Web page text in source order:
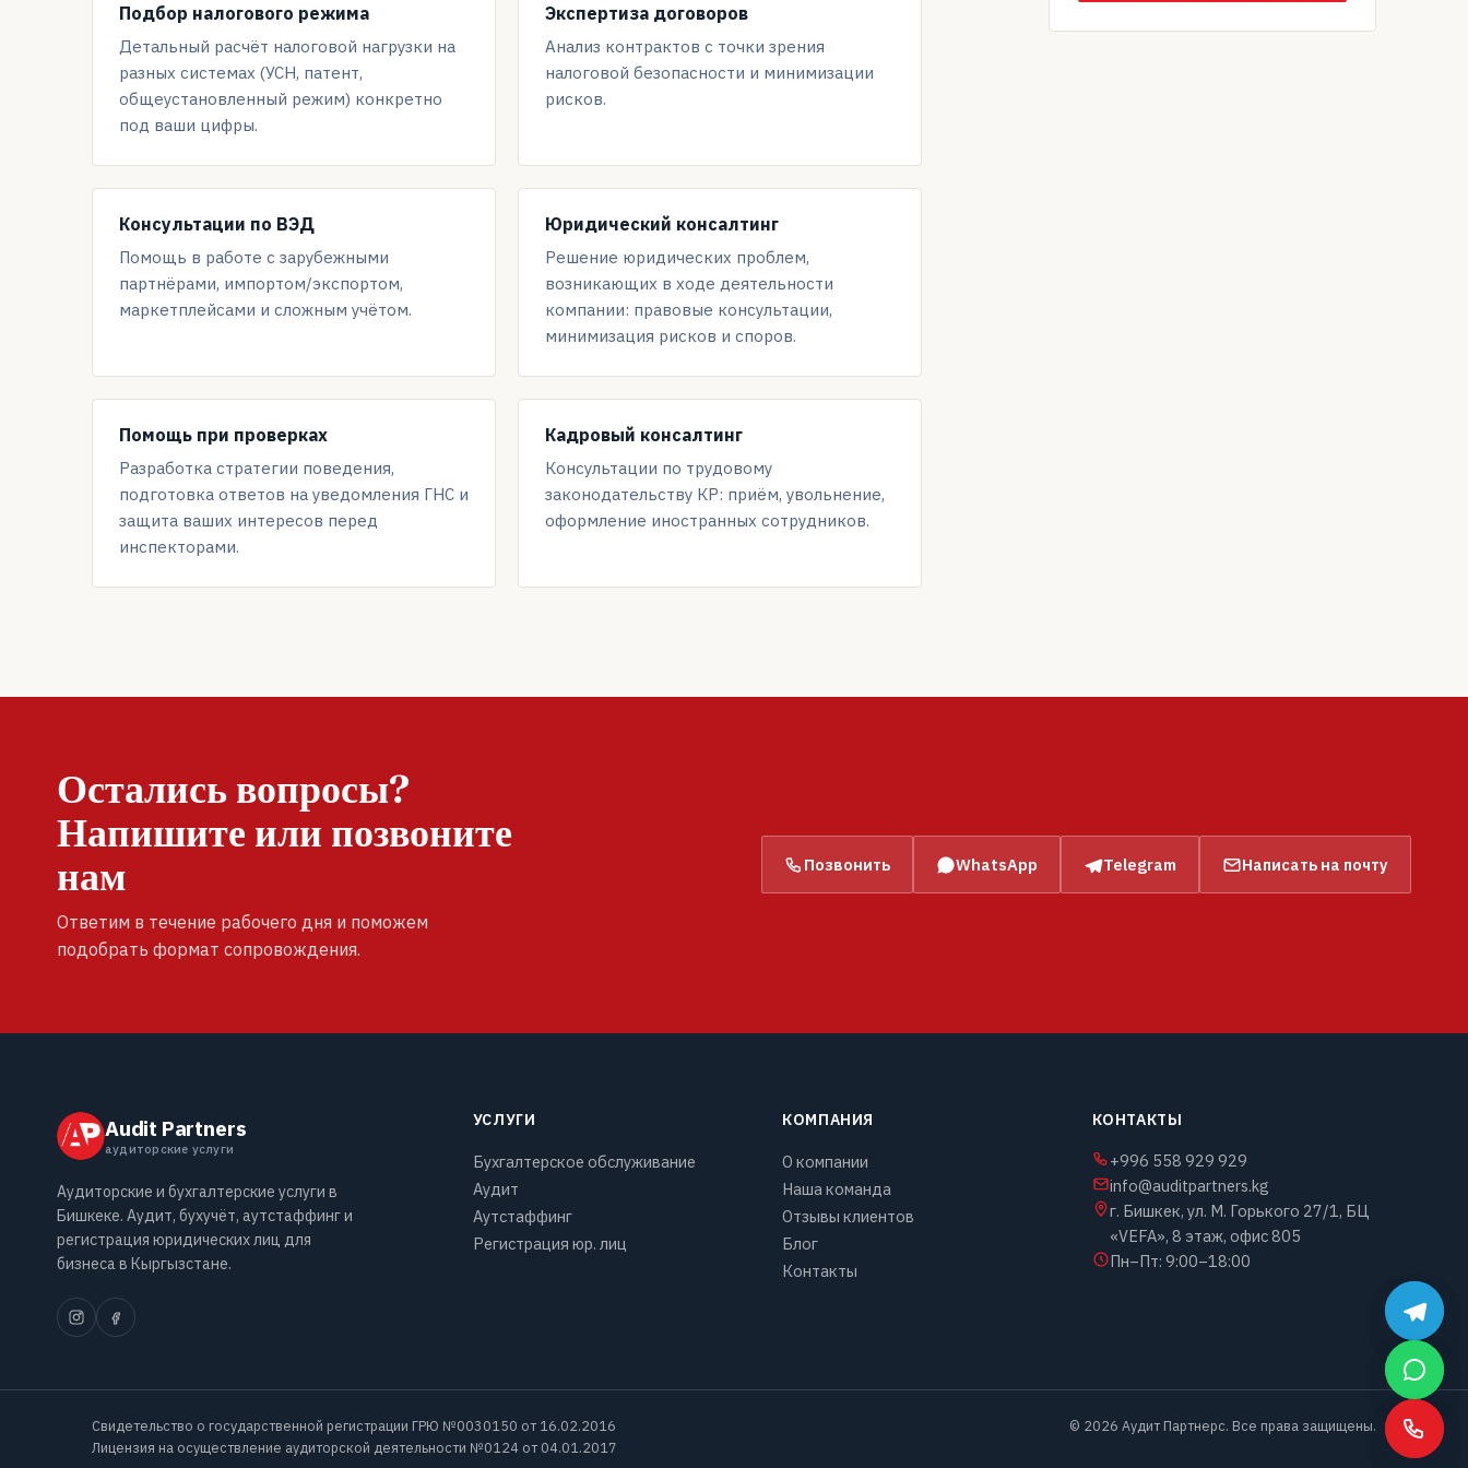
Подбор налогового режима
Детальный расчёт налоговой нагрузки на
разных системах (УСН, патент,
общеустановленный режим) конкретно
под ваши цифры.
Экспертиза договоров
Анализ контрактов с точки зрения
налоговой безопасности и минимизации
рисков.
Консультации по ВЭД
Помощь в работе с зарубежными
партнёрами, импортом/экспортом,
маркетплейсами и сложным учётом.
Юридический консалтинг
Решение юридических проблем,
возникающих в ходе деятельности
компании: правовые консультации,
минимизация рисков и споров.
Помощь при проверках
Разработка стратегии поведения,
подготовка ответов на уведомления ГНС и
защита ваших интересов перед
инспекторами.
Кадровый консалтинг
Консультации по трудовому
законодательству КР: приём, увольнение,
оформление иностранных сотрудников.
Остались вопросы?
Напишите или позвоните
нам
Ответим в течение рабочего дня и поможем
подобрать формат сопровождения.
Позвонить WhatsApp Telegram Написать на почту
Audit Partners
аудиторские услуги
Аудиторские и бухгалтерские услуги в
Бишкеке. Аудит, бухучёт, аутстаффинг и
регистрация юридических лиц для
бизнеса в Кыргызстане.
УСЛУГИ
Бухгалтерское обслуживание
Аудит
Аутстаффинг
Регистрация юр. лиц
КОМПАНИЯ
О компании
Наша команда
Отзывы клиентов
Блог
Контакты
КОНТАКТЫ
+996 558 929 929
info@auditpartners.kg
г. Бишкек, ул. М. Горького 27/1, БЦ
«VEFA», 8 этаж, офис 805
Пн–Пт: 9:00–18:00
Свидетельство о государственной регистрации ГРЮ №0030150 от 16.02.2016
Лицензия на осуществление аудиторской деятельности №0124 от 04.01.2017
© 2026 Аудит Партнерс. Все права защищены.